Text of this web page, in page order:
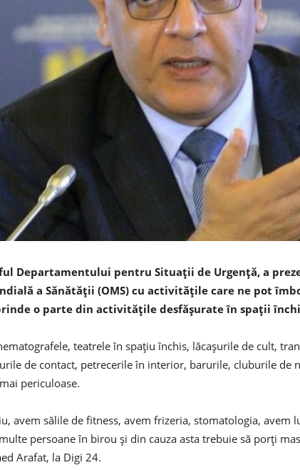
Departamentului pentru Situații de Urgență, a
a Sănătății (OMS) cu activitățile care ne pot
o parte din activitățile desfășurate în spații
teatrele în spațiu închis, lăcașurile de cult,
de contact, petrecerile în interior, barurile, cluburile de
periculoase.
avem sălile de fitness, avem frizeria, stomatologia, avem
persoane în birou și din cauza asta trebuie să porți
Arafat, la Digi 24.